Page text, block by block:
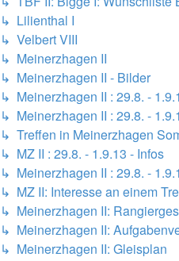
↳ Lilienthal I
↳ Velbert VIII
↳ Meinerzhagen II
↳ Meinerzhagen II - Bilder
↳ Meinerzhagen II : 29.8. -
↳ Meinerzhagen II : 29.8. -
↳ Treffen in Meinerzhagen
↳ MZ II : 29.8. - 1.9.13 - Infos
↳ Meinerzhagen II : 29.8. -
↳ MZ II: Interesse an einem
↳ Meinerzhagen II:
↳ Meinerzhagen II:
↳ Meinerzhagen II: Gleisplan